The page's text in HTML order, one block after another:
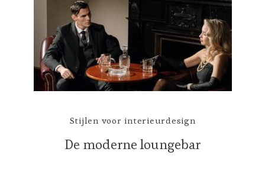
Stijlen voor interieurdesign
De moderne loungebar